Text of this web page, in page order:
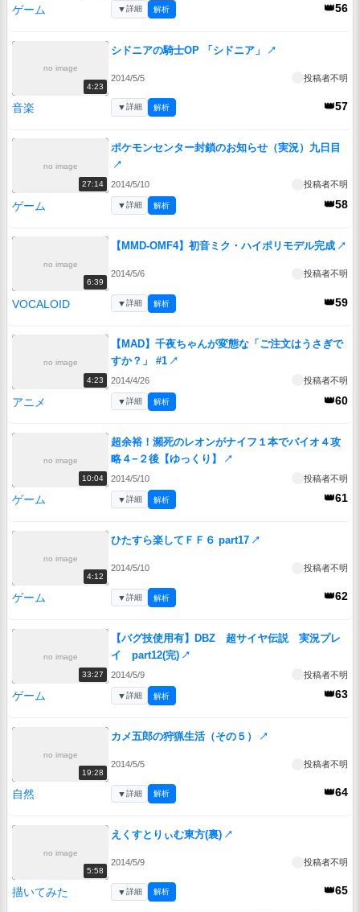
ゲーム 👑56
▼詳細 解析
no image
4:23
シドニアの騎士OP 「シドニア」 ↗
2014/5/5 投稿者不明
音楽 👑57
▼詳細 解析
no image
27:14
ポケモンセンター封鎖のお知らせ（実況）九日目
↗
2014/5/10 投稿者不明
ゲーム 👑58
▼詳細 解析
no image
6:39
【MMD-OMF4】初音ミク・ハイポリモデル完成 ↗
2014/5/6 投稿者不明
VOCALOID 👑59
▼詳細 解析
no image
4:23
【MAD】千夜ちゃんが変態な「ご注文はうさぎで
すか？」 #1 ↗
2014/4/26 投稿者不明
アニメ 👑60
▼詳細 解析
no image
10:04
超余裕！瀕死のレオンがナイフ１本でバイオ４攻
略４−２後【ゆっくり】
↗
2014/5/10 投稿者不明
ゲーム 👑61
▼詳細 解析
no image
4:12
ひたすら楽してＦＦ６ part17 ↗
2014/5/10 投稿者不明
ゲーム 👑62
▼詳細 解析
no image
33:27
【バグ技使用有】DBZ 超サイヤ伝説 実況プレ
イ part12(完) ↗
2014/5/9 投稿者不明
ゲーム 👑63
▼詳細 解析
no image
19:28
カメ五郎の狩猟生活（その５） ↗
2014/5/5 投稿者不明
自然 👑64
▼詳細 解析
no image
5:58
えくすとりぃむ東方(裏) ↗
2014/5/9 投稿者不明
描いてみた 👑65
▼詳細 解析